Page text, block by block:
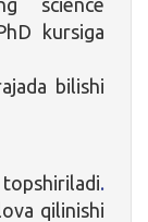
kursiga
bilishi
.
qilinishi